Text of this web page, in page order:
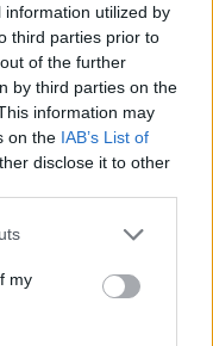
utilized by
third parties prior to
of the further
by third parties on the
information may
on the IAB’s List of
disclose it to other
my
jelent meg
Levéltár óbudai,
megújításáról,
és területekkel